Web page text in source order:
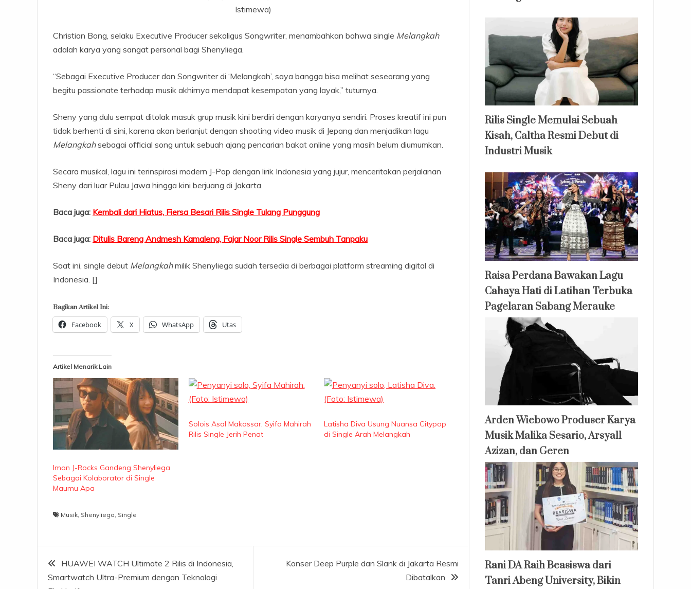
Istimewa)
Christian Bong, selaku Executive Producer sekaligus Songwriter, menambahkan bahwa single Melangkah
adalah karya yang sangat personal bagi Shenyliega.
“Sebagai Executive Producer dan Songwriter di ‘Melangkah’, saya bangga bisa melihat seseorang yang
begitu passionate terhadap musik akhirnya mendapat kesempatan yang layak,” tuturnya.
Sheny yang dulu sempat ditolak masuk grup musik kini berdiri dengan karyanya sendiri. Proses kreatif ini pun
tidak berhenti di sini, karena akan berlanjut dengan shooting video musik di Jepang dan menjadikan lagu
Melangkahsebagai official song untuk sebuah ajang pencarian bakat online yang masih belum diumumkan.
Secara musikal, lagu ini terinspirasi modern J-Pop dengan lirik Indonesia yang jujur, menceritakan perjalanan
Sheny dari luar Pulau Jawa hingga kini berjuang di Jakarta.
Baca juga: Kembali dari Hiatus, Fiersa Besari Rilis Single Tulang Punggung
Baca juga: Ditulis Bareng Andmesh Kamaleng, Fajar Noor Rilis Single Sembuh Tanpaku
Saat ini, single debut Melangkahmilik Shenyliega sudah tersedia di berbagai platform streaming digital di
Indonesia. []
Bagikan Artikel Ini:
Facebook X WhatsApp Utas
Artikel Menarik Lain
Iman J-Rocks Gandeng Shenyliega
Sebagai Kolaborator di Single
Maumu Apa
Solois Asal Makassar, Syifa Mahirah
Rilis Single Jerih Penat
Latisha Diva Usung Nuansa Citypop
di Single Arah Melangkah
Musik, Shenyliega, Single
Navigasi
HUAWEI WATCH Ultimate 2 Rilis di Indonesia,
Smartwatch Ultra-Premium dengan Teknologi
Konser Deep Purple dan Slank di Jakarta Resmi
Dibatalkan
Rilis Single Memulai Sebuah
Kisah, Caltha Resmi Debut di
Industri Musik
Raisa Perdana Bawakan Lagu
Cahaya Hati di Latihan Terbuka
Pagelaran Sabang Merauke
Arden Wiebowo Produser Karya
Musik Malika Sesario, Arsyall
Azizan, dan Geren
Rani DA Raih Beasiswa dari
Tanri Abeng University, Bikin